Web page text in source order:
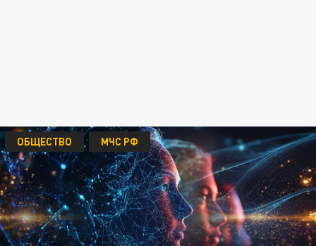
ОБЩЕСТВО МЧС РФ